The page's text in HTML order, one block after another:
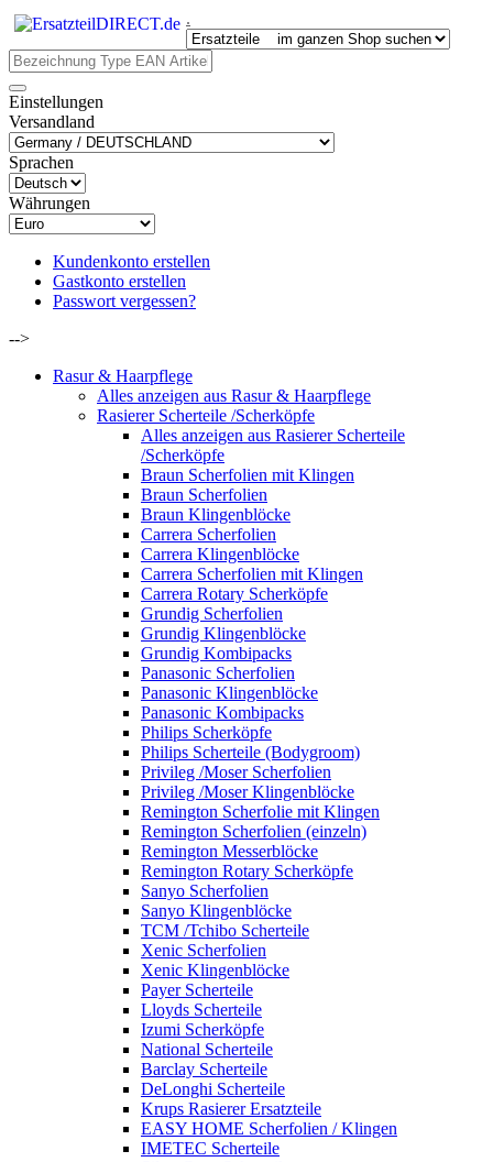
.
Einstellungen
Versandland
Sprachen
Währungen
Kundenkonto erstellen
Gastkonto erstellen
Passwort vergessen?
-->
Rasur & Haarpflege
Alles anzeigen aus Rasur & Haarpflege
Rasierer Scherteile /Scherköpfe
Alles anzeigen aus Rasierer Scherteile
/Scherköpfe
Braun Scherfolien mit Klingen
Braun Scherfolien
Braun Klingenblöcke
Carrera Scherfolien
Carrera Klingenblöcke
Carrera Scherfolien mit Klingen
Carrera Rotary Scherköpfe
Grundig Scherfolien
Grundig Klingenblöcke
Grundig Kombipacks
Panasonic Scherfolien
Panasonic Klingenblöcke
Panasonic Kombipacks
Philips Scherköpfe
Philips Scherteile (Bodygroom)
Privileg /Moser Scherfolien
Privileg /Moser Klingenblöcke
Remington Scherfolie mit Klingen
Remington Scherfolien (einzeln)
Remington Messerblöcke
Remington Rotary Scherköpfe
Sanyo Scherfolien
Sanyo Klingenblöcke
TCM /Tchibo Scherteile
Xenic Scherfolien
Xenic Klingenblöcke
Payer Scherteile
Lloyds Scherteile
Izumi Scherköpfe
National Scherteile
Barclay Scherteile
DeLonghi Scherteile
Krups Rasierer Ersatzteile
EASY HOME Scherfolien / Klingen
IMETEC Scherteile